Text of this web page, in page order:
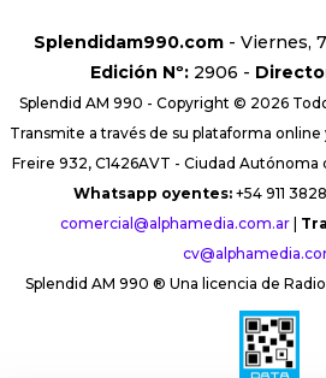
Splendidam990.com - Viernes,
Edición Nº:2906 -
Splendid AM 990 - Copyright © 2026
Transmite a través de su plataforma
Freire 932, C1426AVT - Ciudad
Whatsapp oyentes: +54 911
comercial@alphamedia.com.ar|
Splendid AM 990 ® Una licencia de